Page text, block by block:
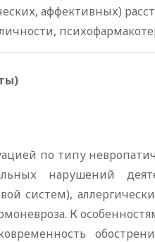
аффективных)
по типу
нарушений
систем),
К